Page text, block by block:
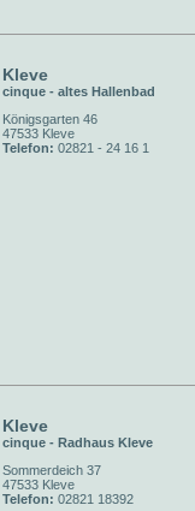
Kleve
cinque - altes Hallenbad
Königsgarten 46
47533 Kleve
Telefon: 02821 - 24 16 1
Kleve
cinque - Radhaus Kleve
Sommerdeich 37
47533 Kleve
Telefon: 02821 18392